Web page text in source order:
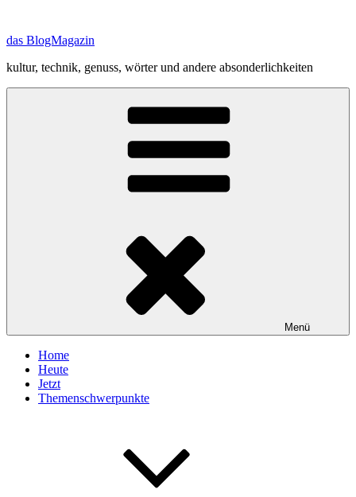
springen
das BlogMagazin
kultur, technik, genuss, wörter und andere absonderlichkeiten
Menü
Home
Heute
Jetzt
Themenschwerpunkte